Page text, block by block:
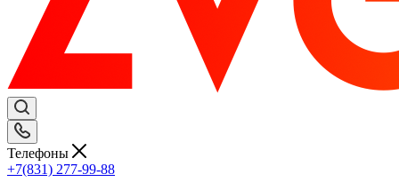
Телефоны
+7(831) 277-99-88